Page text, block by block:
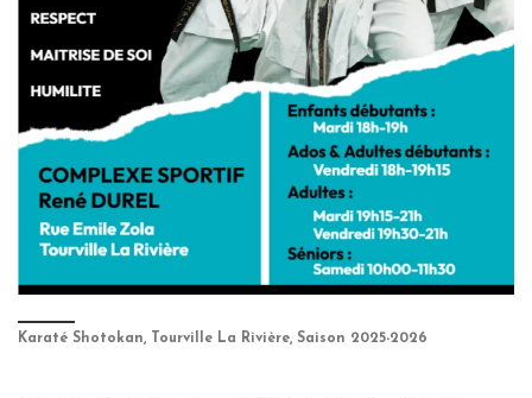
Karaté Shotokan, Tourville La Rivière, Saison 2025-2026